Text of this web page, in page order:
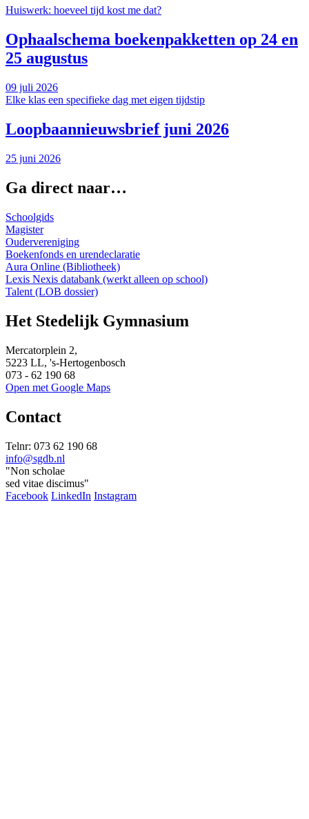
Huiswerk: hoeveel tijd kost me dat?
Ophaalschema boekenpakketten op 24 en
25 augustus
09 juli 2026
Elke klas een specifieke dag met eigen tijdstip
Loopbaannieuwsbrief juni 2026
25 juni 2026
Ga direct naar…
Schoolgids
Magister
Oudervereniging
Boekenfonds en urendeclaratie
Aura Online (Bibliotheek)
Lexis Nexis databank (werkt alleen op school)
Talent (LOB dossier)
Het Stedelijk Gymnasium
Mercatorplein 2,
5223 LL, 's-Hertogenbosch
073 - 62 190 68
Open met Google Maps
Contact
Telnr: 073 62 190 68
info@sgdb.nl
"Non scholae
sed vitae discimus"
Facebook LinkedIn Instagram